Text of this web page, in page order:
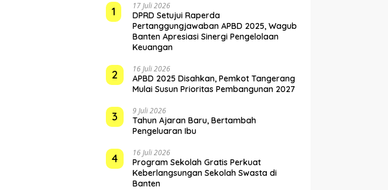
1
17 Juli 2026
DPRD Setujui Raperda
Pertanggungjawaban APBD 2025, Wagub
Banten Apresiasi Sinergi Pengelolaan
Keuangan
2 16 Juli 2026
APBD 2025 Disahkan, Pemkot Tangerang
Mulai Susun Prioritas Pembangunan 2027
3 9 Juli 2026
Tahun Ajaran Baru, Bertambah
Pengeluaran Ibu
4 16 Juli 2026
Program Sekolah Gratis Perkuat
Keberlangsungan Sekolah Swasta di
Banten